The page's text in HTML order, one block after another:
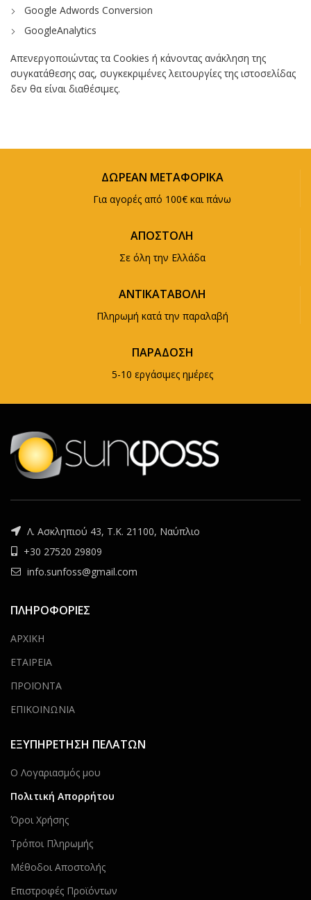
Google Adwords Conversion
GoogleAnalytics
Απενεργοποιώντας τα Cookies ή κάνοντας ανάκληση της
συγκατάθεσης σας, συγκεκριμένες λειτουργίες της ιστοσελίδας
δεν θα είναι διαθέσιμες.
ΔΩΡΕΑΝ ΜΕΤΑΦΟΡΙΚΑ
Για αγορές από 100€ και πάνω
ΑΠΟΣΤΟΛΗ
Σε όλη την Ελλάδα
ΑΝΤΙΚΑΤΑΒΟΛΗ
Πληρωμή κατά την παραλαβή
ΠΑΡΑΔΟΣΗ
5-10 εργάσιμες ημέρες
Λ. Ασκληπιού 43, Τ.Κ. 21100, Ναύπλιο
+30 27520 29809
info.sunfoss@gmail.com
ΠΛΗΡΟΦΟΡΙΕΣ
ΑΡΧΙΚΗ
ΕΤΑΙΡΕΙΑ
ΠΡΟΪΟΝΤΑ
ΕΠΙΚΟΙΝΩΝΙΑ
ΕΞΥΠΗΡΕΤΗΣΗ ΠΕΛΑΤΩΝ
Ο Λογαριασμός μου
Πολιτική Απορρήτου
Όροι Χρήσης
Τρόποι Πληρωμής
Μέθοδοι Αποστολής
Επιστροφές Προϊόντων